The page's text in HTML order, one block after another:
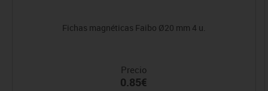
Fichas magnéticas Faibo Ø20 mm 4 u.
Precio
0.85€